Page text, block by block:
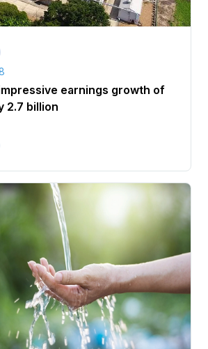
earnings growth of
2.7 billion